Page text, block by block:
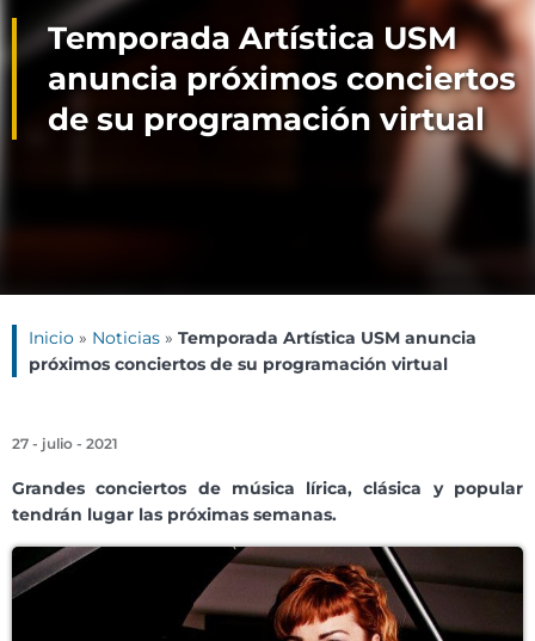
Temporada Artística USM
anuncia próximos conciertos
de su programación virtual
Inicio » Noticias » Temporada Artística USM anuncia
próximos conciertos de su programación virtual
27 - julio - 2021
Grandes conciertos de música lírica, clásica y popular
tendrán lugar las próximas semanas.